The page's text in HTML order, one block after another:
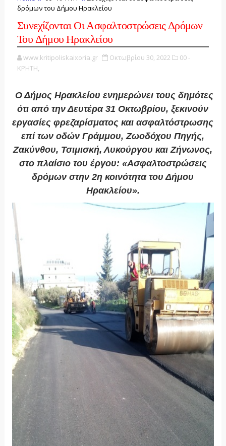
δρόμων του Δήμου Ηρακλείου
Συνεχίζονται Οι Ασφαλτοστρώσεις Δρόμων
Του Δήμου Ηρακλείου
www.kritipoliskaixoria.gr Οκτωβρίου 30, 2022
00 -
ΚΡΗΤΗ,
Ο Δήμος Ηρακλείου ενημερώνει τους δημότες
ότι από την Δευτέρα 31 Οκτωβρίου, ξεκινούν
εργασίες φρεζαρίσματος και ασφαλτόστρωσης
επί των οδών Γράμμου, Ζωοδόχου Πηγής,
Ζακύνθου, Τσιμισκή, Λυκούργου και Ζήνωνος,
στο πλαίσιο του έργου: «Ασφαλτοστρώσεις
δρόμων στην 2η κοινότητα του Δήμου
Ηρακλείου».